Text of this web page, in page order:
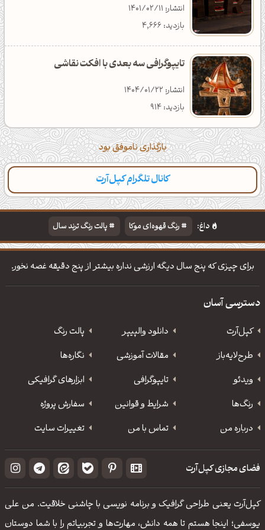
انتشار: 1401/02/11
بازدید: 4,666
تایپوگرافی سه بعدی با افکت نقاشی
انتشار: 1404/01/22
بازدید: 914
بارگذاری ناموفق بود
کانال تلگرام کپل‌آرت
دسته‌بندی مطالب تازه تایپوگرافی پالت‌ها
داغ: رنگ قهوه‌ای موکا
پالت رنگ ترند سال
دانلود والپیپر مذهبی
تایپوگرافی شعر مولانا
برای چیزی که پنج سال دیگه ارزشی نداره بیشتر از پنج دقیقه غصه نخور.
دسترسی آسان
کپل‌آرت دانلود‌ والپیپر
پالت رنگ
طرح‌لایه‌باز
مقالات آموزشی
نگاره‌ها
ویدئو
‌تایپوگرافی
ابزارهای گرافیکی
رنگ‌ها
شرایط و قوانین
سفارش پروژه
درباره من
تماس با من تغییرات سایت
فضای مجازی کپل‌آرت
کپل‌آرت یعنی طراحی گرافیک و برنامه نویسی با چاشنی خلاقیت. من علی
یوسفی؛ اینجا هستم تا همه دانش، مهارت‌‌ها و تجربیاتم را با شما دوستان